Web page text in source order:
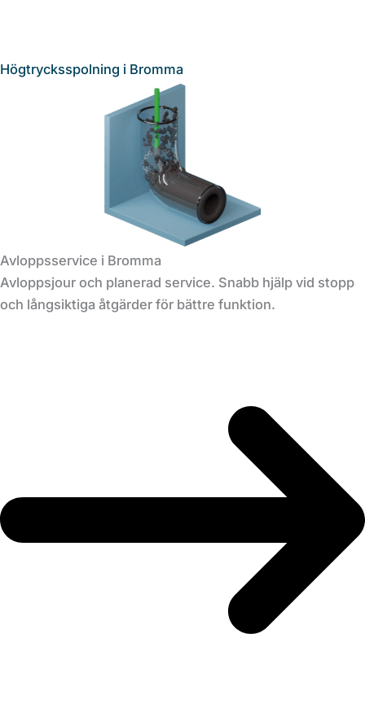
Högtrycksspolning i Bromma
Avloppsservice i Bromma
Avloppsjour och planerad service. Snabb hjälp vid stopp
och långsiktiga åtgärder för bättre funktion.